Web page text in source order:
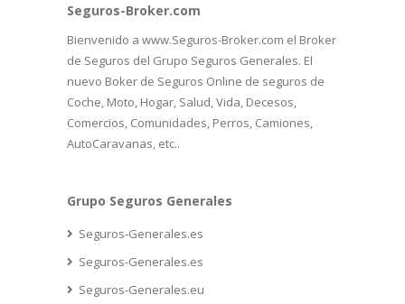
Seguros-Broker.com
Bienvenido a www.Seguros-Broker.com el Broker
de Seguros del Grupo Seguros Generales. El
nuevo Boker de Seguros Online de seguros de
Coche, Moto, Hogar, Salud, Vida, Decesos,
Comercios, Comunidades, Perros, Camiones,
AutoCaravanas, etc..
Grupo Seguros Generales
Seguros-Generales.es
Seguros-Generales.es
Seguros-Generales.eu